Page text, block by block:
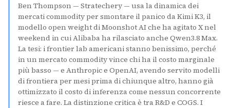
Ben Thompson — Stratechery — usa la dinamica dei
mercati commodity per smontare il panico da Kimi K3, il
modello open weight di Moonshot AI che ha agitato X nel
weekend in cui Alibaba ha rilasciato anche Qwen3.8 Max.
La tesi: i frontier lab americani stanno benissimo, perché
in un mercato commodity vince chi ha il costo marginale
più basso — e Anthropic e OpenAI, avendo servito modelli
di frontiera per mesi prima di chiunque altro, hanno già
ottimizzato il costo di inferenza come nessun concorrente
riesce a fare. La distinzione critica è tra R&D e COGS. I